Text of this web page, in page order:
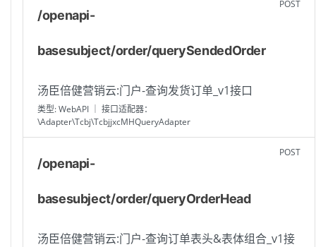
/openapi-
basesubject/order/querySendedOrder
POST
汤臣倍健营销云:门户-查询发货订单_v1接口
类型: WebAPI ｜ 接口适配器：
\Adapter\Tcbj\TcbjjxcMHQueryAdapter
/openapi-
basesubject/order/queryOrderHead
POST
汤臣倍健营销云:门户-查询订单表头&表体组合_v1接